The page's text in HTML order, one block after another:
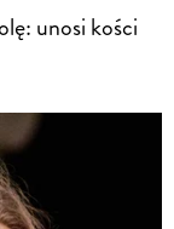
unosi kości